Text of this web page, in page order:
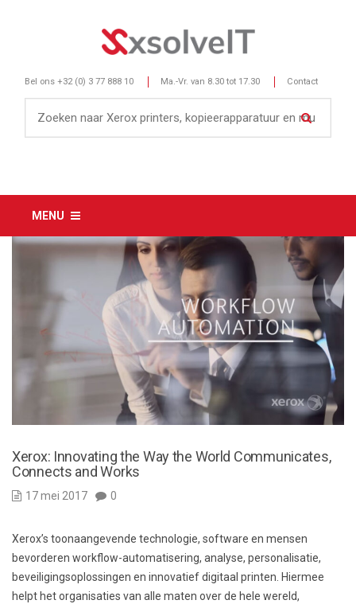
Bel ons +32 (0) 3 77 888 10 Ma.-Vr. van 8.30 tot 17.30 Contact
MENU
Xerox: Innovating the Way the World Communicates,
Connects and Works
17 mei 2017 0
Xerox’s toonaangevende technologie, software en mensen
bevorderen workflow-automatisering, analyse, personalisatie,
beveiligingsoplossingen en innovatief digitaal printen. Hiermee
helpt het organisaties van alle maten over de hele wereld,